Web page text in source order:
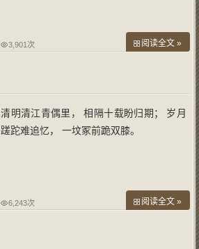
3,901次 阅读全文 »
清明清江青偶里， 相隔十载盼归期； 岁月
蹉跎难追忆， 一坟冢前跪双膝。
6,243次 阅读全文 »